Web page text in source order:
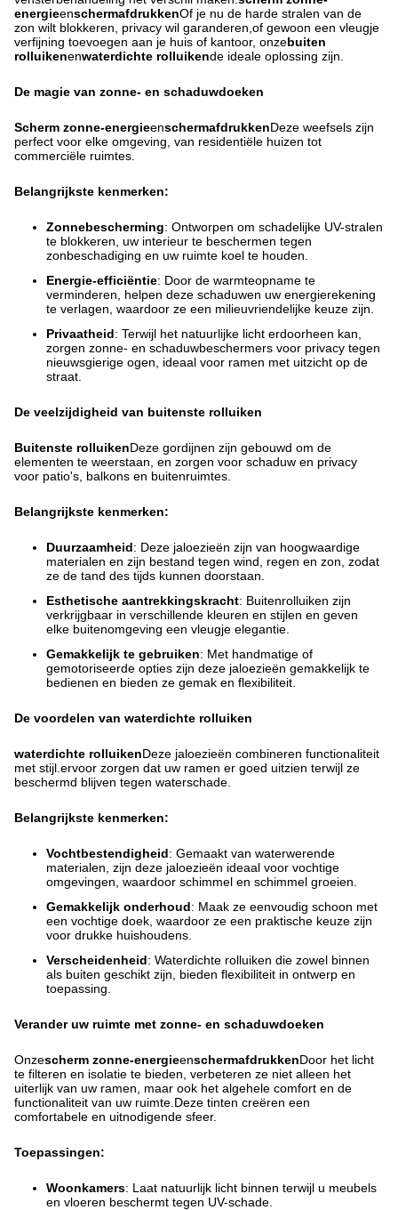
energieenschermafdrukkenOf je nu de harde stralen van de
zon wilt blokkeren, privacy wil garanderen,of gewoon een vleugje
verfijning toevoegen aan je huis of kantoor, onzebuiten
rolluikenenwaterdichte rolluikende ideale oplossing zijn.
De magie van zonne- en schaduwdoeken
Scherm zonne-energieenschermafdrukkenDeze weefsels zijn
perfect voor elke omgeving, van residentiële huizen tot
commerciële ruimtes.
Belangrijkste kenmerken:
Zonnebescherming: Ontworpen om schadelijke UV-stralen
te blokkeren, uw interieur te beschermen tegen
zonbeschadiging en uw ruimte koel te houden.
Energie-efficiëntie: Door de warmteopname te
verminderen, helpen deze schaduwen uw energierekening
te verlagen, waardoor ze een milieuvriendelijke keuze zijn.
Privaatheid: Terwijl het natuurlijke licht erdoorheen kan,
zorgen zonne- en schaduwbeschermers voor privacy tegen
nieuwsgierige ogen, ideaal voor ramen met uitzicht op de
straat.
De veelzijdigheid van buitenste rolluiken
Buitenste rolluikenDeze gordijnen zijn gebouwd om de
elementen te weerstaan, en zorgen voor schaduw en privacy
voor patio's, balkons en buitenruimtes.
Belangrijkste kenmerken:
Duurzaamheid: Deze jaloezieën zijn van hoogwaardige
materialen en zijn bestand tegen wind, regen en zon, zodat
ze de tand des tijds kunnen doorstaan.
Esthetische aantrekkingskracht: Buitenrolluiken zijn
verkrijgbaar in verschillende kleuren en stijlen en geven
elke buitenomgeving een vleugje elegantie.
Gemakkelijk te gebruiken: Met handmatige of
gemotoriseerde opties zijn deze jaloezieën gemakkelijk te
bedienen en bieden ze gemak en flexibiliteit.
De voordelen van waterdichte rolluiken
waterdichte rolluikenDeze jaloezieën combineren functionaliteit
met stijl.ervoor zorgen dat uw ramen er goed uitzien terwijl ze
beschermd blijven tegen waterschade.
Belangrijkste kenmerken:
Vochtbestendigheid: Gemaakt van waterwerende
materialen, zijn deze jaloezieën ideaal voor vochtige
omgevingen, waardoor schimmel en schimmel groeien.
Gemakkelijk onderhoud: Maak ze eenvoudig schoon met
een vochtige doek, waardoor ze een praktische keuze zijn
voor drukke huishoudens.
Verscheidenheid: Waterdichte rolluiken die zowel binnen
als buiten geschikt zijn, bieden flexibiliteit in ontwerp en
toepassing.
Verander uw ruimte met zonne- en schaduwdoeken
Onzescherm zonne-energieenschermafdrukkenDoor het licht
te filteren en isolatie te bieden, verbeteren ze niet alleen het
uiterlijk van uw ramen, maar ook het algehele comfort en de
functionaliteit van uw ruimte.Deze tinten creëren een
comfortabele en uitnodigende sfeer.
Toepassingen:
Woonkamers: Laat natuurlijk licht binnen terwijl u meubels
en vloeren beschermt tegen UV-schade.